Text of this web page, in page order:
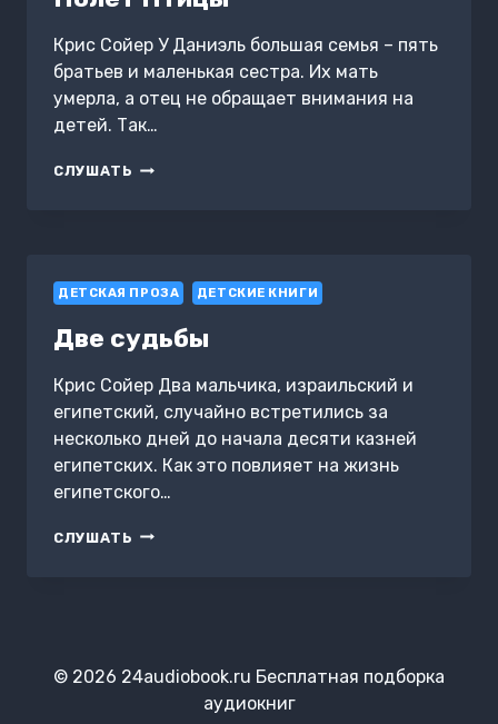
Крис Сойер У Даниэль большая семья – пять
братьев и маленькая сестра. Их мать
умерла, а отец не обращает внимания на
детей. Так…
СЛУШАТЬ ПОЛЕТ
ДЕТСКАЯ ПРОЗА ДЕТСКИЕ КНИГИ
Две судьбы
Крис Сойер Два мальчика, израильский и
египетский, случайно встретились за
несколько дней до начала десяти казней
египетских. Как это повлияет на жизнь
египетского…
СЛУШАТЬ ДВЕ
© 2026 24audiobook.ru Бесплатная подборка
аудиокниг